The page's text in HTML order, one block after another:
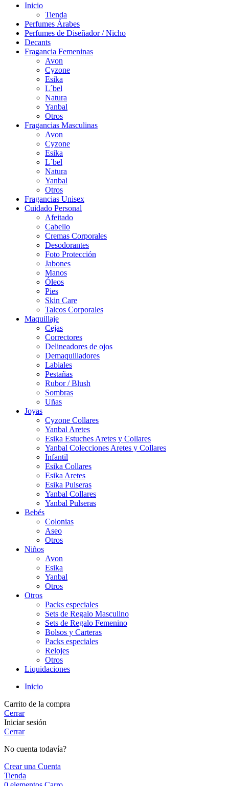
Inicio
Tienda
Perfumes Árabes
Perfumes de Diseñador / Nicho
Decants
Fragancia Femeninas
Avon
Cyzone
Esika
L´bel
Natura
Yanbal
Otros
Fragancias Masculinas
Avon
Cyzone
Esika
L´bel
Natura
Yanbal
Otros
Fragancias Unisex
Cuidado Personal
Afeitado
Cabello
Cremas Corporales
Desodorantes
Foto Protección
Jabones
Manos
Óleos
Pies
Skin Care
Talcos Corporales
Maquillaje
Cejas
Correctores
Delineadores de ojos
Demaquilladores
Labiales
Pestañas
Rubor / Blush
Sombras
Uñas
Joyas
Cyzone Collares
Yanbal Aretes
Esika Estuches Aretes y Collares
Yanbal Colecciones Aretes y Collares
Infantil
Esika Collares
Esika Aretes
Esika Pulseras
Yanbal Collares
Yanbal Pulseras
Bebés
Colonias
Aseo
Otros
Niños
Avon
Esika
Yanbal
Otros
Otros
Packs especiales
Sets de Regalo Masculino
Sets de Regalo Femenino
Bolsos y Carteras
Packs especiales
Relojes
Otros
Liquidaciones
Inicio
Carrito de la compra
Cerrar
Iniciar sesión
Cerrar
No cuenta todavía?
Crear una Cuenta
Tienda